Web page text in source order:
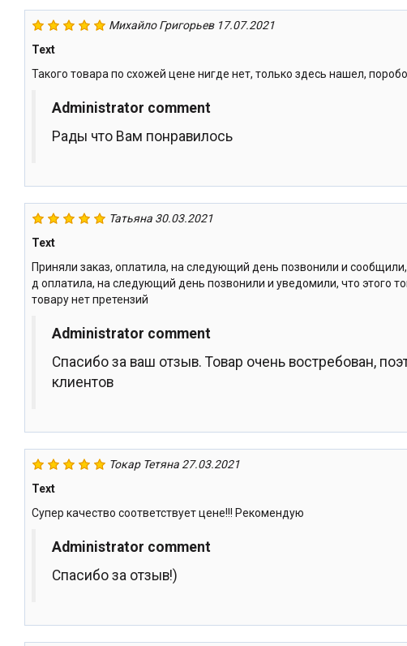
Михайло Григорьев 17.07.2021
Text
Такого товара по схожей цене нигде нет, только здесь нашел,
Administrator comment
Рады что Вам понравилось
Татьяна 30.03.2021
Text
Приняли заказ, оплатила, на следующий день позвонили и
д оплатила, на следующий день позвонили и уведомили, что этого
товару нет претензий
Administrator comment
Спасибо за ваш отзыв. Товар очень востребован,
клиентов
Токар Тетяна 27.03.2021
Text
Супер качество соответствует цене!!! Рекомендую
Administrator comment
Спасибо за отзыв!)